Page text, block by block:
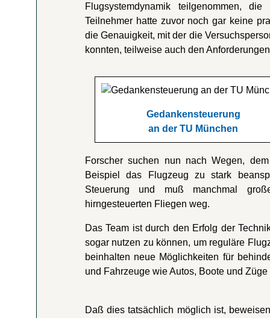
Flugsystemdynamik teilgenommen,
Teilnehmer hatte zuvor noch gar keine
die Genauigkeit, mit der die
konnten, teilweise auch den
Gedankensteuerung
an der TU München
Forscher suchen nun nach Wegen,
Beispiel das Flugzeug zu stark
Steuerung und muß manchmal
hirngesteuerten Fliegen weg.
Das Team ist durch den Erfolg der
sogar nutzen zu können, um reguläre
beinhalten neue Möglichkeiten für
und Fahrzeuge wie Autos, Boote und
Daß dies tatsächlich möglich ist,